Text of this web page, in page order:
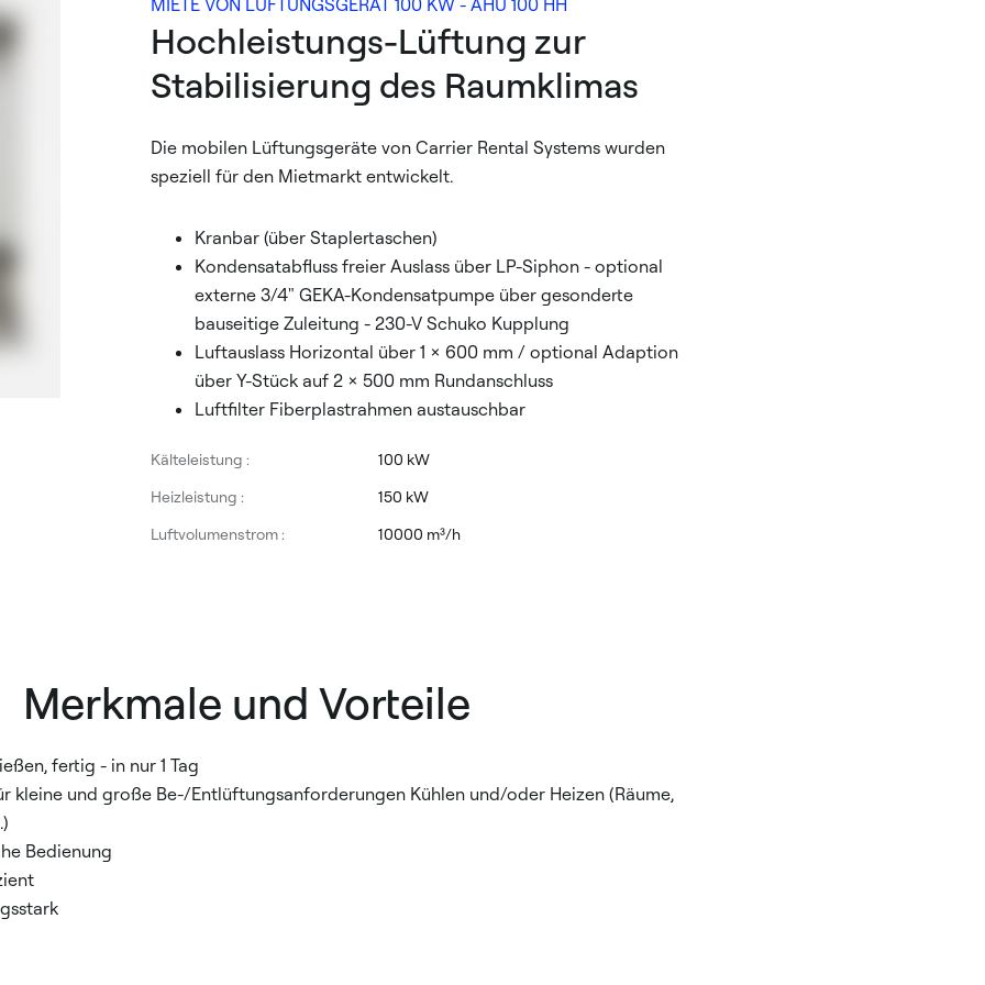
MIETE VON LÜFTUNGSGERÄT 100 KW - AHU 100 HH
Hochleistungs-Lüftung zur
Stabilisierung des Raumklimas
Die mobilen Lüftungsgeräte von Carrier Rental Systems wurden
speziell für den Mietmarkt entwickelt.
Kranbar (über Staplertaschen)
Kondensatabfluss freier Auslass über LP-Siphon - optional
externe 3/4" GEKA-Kondensatpumpe über gesonderte
bauseitige Zuleitung - 230-V Schuko Kupplung
Luftauslass Horizontal über 1 x 600 mm / optional Adaption
über Y-Stück auf 2 x 500 mm Rundanschluss
Luftfilter Fiberplastrahmen austauschbar
Kälteleistung :
100 kW
Heizleistung :
150 kW
Luftvolumenstrom :
10000 m³/h
Merkmale und Vorteile
fertig - in nur 1 Tag
kleine und große Be-/Entlüftungsanforderungen Kühlen und/oder Heizen (Räume,
Bedienung